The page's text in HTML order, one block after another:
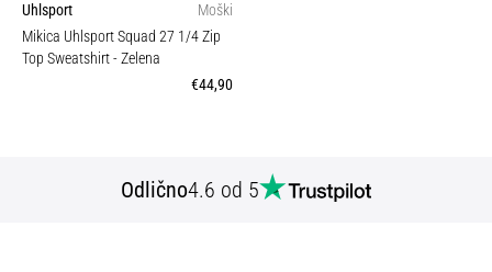
Uhlsport
Moški
Mikica Uhlsport Squad 27 1/4 Zip
Top Sweatshirt- Zelena
€44,90
Odlično4.6 od 5